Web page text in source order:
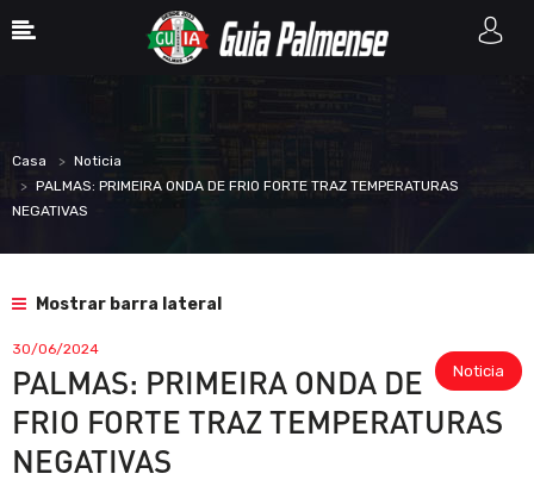
Casa
Noticia
PALMAS: PRIMEIRA ONDA DE FRIO FORTE TRAZ TEMPERATURAS
NEGATIVAS
Mostrar barra lateral
Noticia
30/06/2024
PALMAS: PRIMEIRA ONDA DE
FRIO FORTE TRAZ TEMPERATURAS
NEGATIVAS